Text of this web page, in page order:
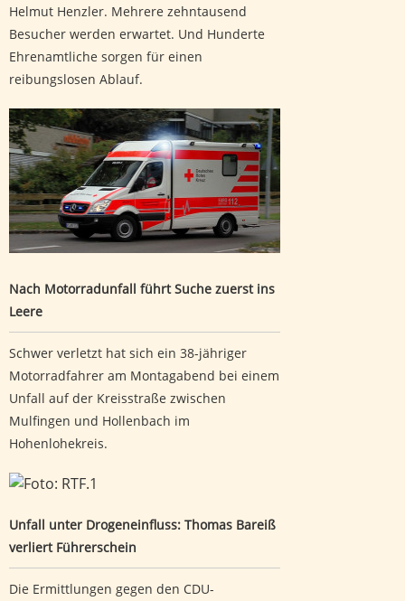
Helmut Henzler. Mehrere zehntausend
Besucher werden erwartet. Und Hunderte
Ehrenamtliche sorgen für einen
reibungslosen Ablauf.
Nach Motorradunfall führt Suche zuerst ins Leere
Nach Motorradunfall führt Suche zuerst ins
Leere
Schwer verletzt hat sich ein 38-jähriger
Motorradfahrer am Montagabend bei einem
Unfall auf der Kreisstraße zwischen
Mulfingen und Hollenbach im
Hohenlohekreis.
Unfall unter Drogeneinfluss: Thomas Bareiß verliert
Unfall unter Drogeneinfluss: Thomas Bareiß
verliert Führerschein
Die Ermittlungen gegen den CDU-